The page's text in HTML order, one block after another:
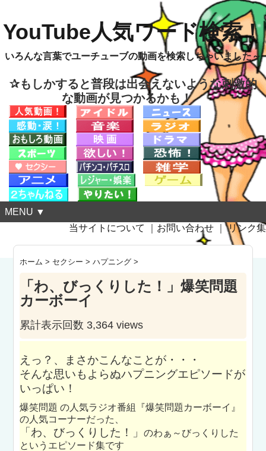
YouTube人気ワード検索！
いろんな言葉でユーチューブの動画を検索しちゃいました～
✰もしかすると普段は出会えないような刺激的
な動画が見つかるかも！
MENU ▼
当サイトについて
お問い合わせ ｜リンク集
ホーム > セクシー >ハプニング >
「わ、びっくりした！」爆笑問題
カーボーイ
累計表示回数 3,364 views
えっ？、まさかこんなことが・・・
そんな思いもよらぬハプニングエピソードが
いっぱい！
爆笑問題 の人気ラジオ番組『爆笑問題カーボーイ』
の人気コーナーだった、
「わ、びっくりした！」のわぁ～びっくりした
というエピソード集です